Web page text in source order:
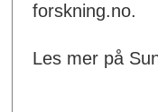
forskning.no.
Les mer på